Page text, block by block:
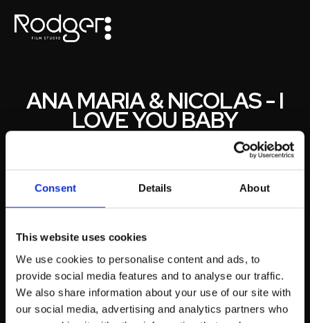
Consent Details About
This website uses cookies
We use cookies to personalise content and ads, to
provide social media features and to analyse our traffic.
We also share information about your use of our site with
our social media, advertising and analytics partners who
ANA MARIA & NICOLAS - I
LOVE YOU BABY
são palavras de ordem na hora de registar um dia de
casamento. Estar no dia mais importante das vidas da
alegria e amor foram emoções sentidas não só no dia,
mas acima de tudo neste vídeo tão memorável para eles.